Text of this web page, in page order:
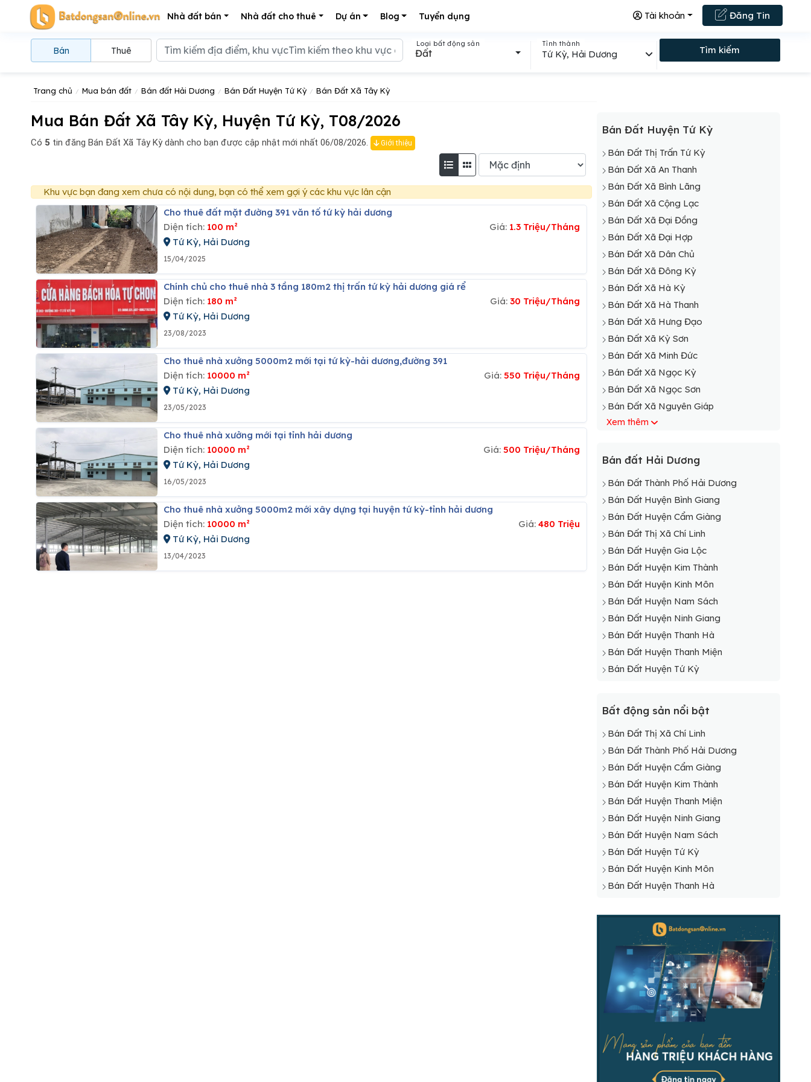
Nhà đất bán Nhà đất cho thuê Dự án Blog Tuyển dụng Đăng Tin
Tài khoản
Trang chủ Mua bán đất Bán đất Hải Dương Bán Đất Huyện Tứ Kỳ Bán Đất Xã Tây Kỳ
Mua Bán Đất Xã Tây Kỳ, Huyện Tứ Kỳ, T08/2026
Có 5 tin đăng Bán Đất Xã Tây Kỳ dành cho bạn được cập nhật mới nhất 06/08/2026. Giới thiệu
Khu vực bạn đang xem chưa có nội dung, bạn có thể xem gợi ý các khu vực lân cận
Cho thuê đất mặt đường 391 văn tố tứ kỳ hải dương
Diện tích: 100 m² Giá: 1.3 Triệu/Tháng
Tứ Kỳ, Hải Dương
15/04/2025
Chính chủ cho thuê nhà 3 tầng 180m2 thị trấn tứ kỳ hải dương giá rể
Diện tích: 180 m² Giá:30 Triệu/Tháng
Tứ Kỳ, Hải Dương
23/08/2023
Cho thuê nhà xưởng 5000m2 mới tại tứ kỳ-hải dương,đường 391
Diện tích: 10000 m² Giá:550 Triệu/Tháng
Tứ Kỳ, Hải Dương
23/05/2023
Cho thuê nhà xưởng mới tại tỉnh hải dương
Diện tích: 10000 m² Giá:500 Triệu/Tháng
Tứ Kỳ, Hải Dương
16/05/2023
Cho thuê nhà xưởng 5000m2 mới xây dựng tại huyện tứ kỳ-tỉnh hải dương
Diện tích: 10000 m² Giá:480 Triệu
Tứ Kỳ, Hải Dương
13/04/2023
Bán Đất Huyện Tứ Kỳ
Bán Đất Thị Trấn Tứ Kỳ
Bán Đất Xã An Thanh
Bán Đất Xã Bình Lãng
Bán Đất Xã Cộng Lạc
Bán Đất Xã Đại Đồng
Bán Đất Xã Đại Hợp
Bán Đất Xã Dân Chủ
Bán Đất Xã Đông Kỳ
Bán Đất Xã Hà Kỳ
Bán Đất Xã Hà Thanh
Bán Đất Xã Hưng Đạo
Bán Đất Xã Kỳ Sơn
Bán Đất Xã Minh Đức
Bán Đất Xã Ngọc Kỳ
Bán Đất Xã Ngọc Sơn
Bán Đất Xã Nguyên Giáp
Bán Đất Xã Phượng Kỳ
Bán Đất Xã Quảng Nghiệp
Bán Đất Xã Quang Trung
Bán Đất Xã Tái Sơn
Bán Đất Xã Tân Kỳ
Bán Đất Xã Tây Kỳ
Bán Đất Xã Tiên Đông
Bán Đất Xã Tứ Xuyên
Bán Đất Xã Văn Tố
Xem thêm
Bán đất Hải Dương
Bán Đất Thành Phố Hải Dương
Bán Đất Huyện Bình Giang
Bán Đất Huyện Cẩm Giàng
Bán Đất Thị Xã Chí Linh
Bán Đất Huyện Gia Lộc
Bán Đất Huyện Kim Thành
Bán Đất Huyện Kinh Môn
Bán Đất Huyện Nam Sách
Bán Đất Huyện Ninh Giang
Bán Đất Huyện Thanh Hà
Bán Đất Huyện Thanh Miện
Bán Đất Huyện Tứ Kỳ
Bất động sản nổi bật
Bán Đất Thị Xã Chí Linh
Bán Đất Thành Phố Hải Dương
Bán Đất Huyện Cẩm Giàng
Bán Đất Huyện Kim Thành
Bán Đất Huyện Thanh Miện
Bán Đất Huyện Ninh Giang
Bán Đất Huyện Nam Sách
Bán Đất Huyện Tứ Kỳ
Bán Đất Huyện Kinh Môn
Bán Đất Huyện Thanh Hà
Bán Thuê
Loại bất động sản
Đất
Tỉnh thành
Tứ Kỳ, Hải Dương Tìm kiếm